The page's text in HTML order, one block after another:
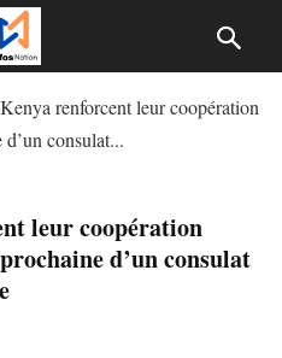
renforcent leur coopération
consulat...
leur coopération
d’un consulat